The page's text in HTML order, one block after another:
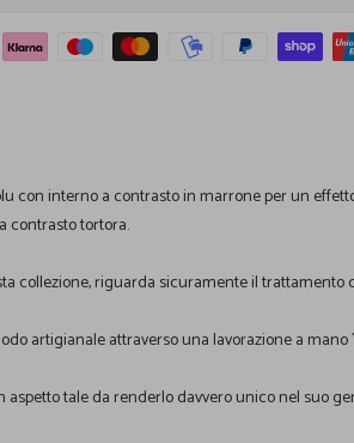
con interno a contrasto in marrone per un
contrasto tortora.
collezione, riguarda sicuramente il trattamento
artigianale attraverso una lavorazione a
tale da renderlo davvero unico nel suo